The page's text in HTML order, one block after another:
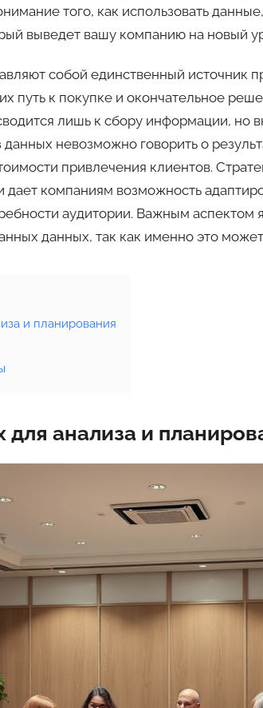
того, как использовать
выведет вашу компанию на новый
собой единственный источник
путь к покупке и окончательное
лишь к сбору информации, но
невозможно говорить о
привлечения клиентов.
дает компаниям возможность
аудитории. Важным аспектом
данных, так как именно это
и планирования
анализа и